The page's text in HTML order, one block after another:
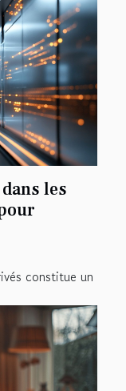
les
constitue un